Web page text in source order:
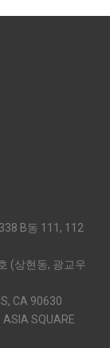
B동 111, 112
(상현동, 광교우
CA 90630
SQUARE